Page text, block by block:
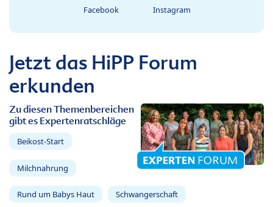
Facebook Instagram
Jetzt das HiPP Forum
erkunden
Zu diesen Themenbereichen
gibt es Expertenratschläge
Beikost-Start
Milchnahrung
Rund um Babys Haut Schwangerschaft